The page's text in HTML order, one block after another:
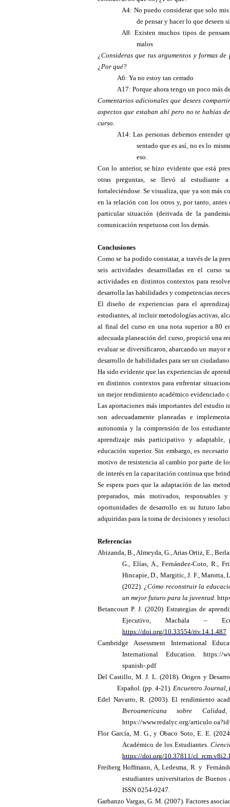
A4: No puedo considerar que solo
de pensar y hacer lo que deseen
A8: Existen muchos tipos de
malos
¿Consideras que tus argumentos y formas
¿Por qué?
A6: Ya no estoy tan cerrado
A17: Porque ahora tengo un poco más
Comentarios adicionales que desees
aspectos que estaban ahí pero no te habías
curso.
A14: Las personas debemos entender
sentado que es así, no es lo
eso.
Con lo anterior, se hizo evidente que está
otras preguntas, se llevó al estudiante a
fortaleciéndose. Se visualiza, que ya son más
en la relación con los otros y, por tanto,
particular situación (derivada de la
comunicación respetuosa con los demás.
Conclusiones
Como se ha podido constatar, a través de la
seis actividades desarrolladas en el curso
actividades en distintos contextos para
desarrolla las habilidades y competencias
El diseño de experiencias para el
estudiantes, al incluir metodologías activas,
al final del curso en una nota superior a 80
adecuada planeación del curso, propició una
evaluar se diversificaron, abarcando un mayor
desarrollo de habilidades para ser un
Ha sido evidente que las experiencias de
en distintos contextos para enfrentar
un mejor rendimiento académico evidenciado
Las aportaciones más importantes del estudio
son adecuadamente planeadas e
autonomía y la comprensión de los
aprendizaje más participativo y adaptable,
educación superior. Sin embargo, es
motivo de resistencia al cambio por parte de
de interés en la capacitación continua que
Se espera pues que la adaptación de las
preparados, más motivados,
oportunidades de desarrollo en su futuro
adquiridas para la toma de decisiones y
Referencias
Abizanda, B., Almeyda, G., Arias Ortiz, E.,
G., Elías, A., Fernández-Coto, R.,
Hincapie, D., Margitic, J. F., Marotta,
(2022). ¿Cómo reconstruir la
un mejor futuro para la juventud.
Betancourt P. J. (2020) Estrategias de
Ejecutivo, Machala –
https://doi.org/10.33554/riv.14.1.487
Cambridge Assessment International
International Education. https://
spanish-.pdf
Del Castillo, M. J. L. (2018). Origen y
Español. (pp. 4-21). Encuentro Journal,
Edel Navarro, R. (2003). El rendimiento
Iberoamericana sobre
https://www.redalyc.org/
Flor García, M. G., y Obaco Soto, E. E.
Académico de los Estudiantes.
https://doi.org/10.37811/
Freiberg Hoffmann, A, Ledesma, R. y
estudiantes universitarios de Buenos
ISSN 0254-9247.
Garbanzo Vargas, G. M. (2007). Factores